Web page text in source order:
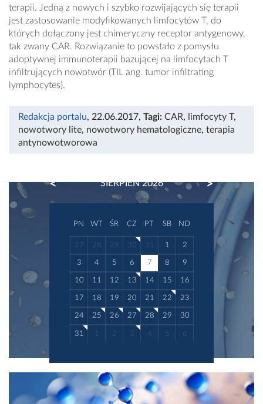
terapii. Jedną z nowych i szybko rozwijających się terapii
jest zastosowanie modyfikowanych limfocytów T, do
których dołączony jest chimeryczny receptor antygenowy,
tak zwany CAR. Rozwiązanie to powstało z pomysłu
adoptywnej immunoterapii bazującej na limfocytach T
infiltrujących nowotwór (TIL ang. tumor infiltrating
lymphocytes).
Redakcja portalu, 22.06.2017, Tagi: CAR, limfocyty T,
nowotwory lite, nowotwory hematologiczne, terapia
antynowotworowa
SIERPIEŃ 2026
PREVIOUS NEXT
PN WT ŚR CZ PT SB ND
27 28 29 30 31 1 2
3 4 5 6 7 8 9
10 11 12 13 14 15 16
17 18 19 20 21 22 23
24 25 26 27 28 29 30
31 1 2 3 4 5 6